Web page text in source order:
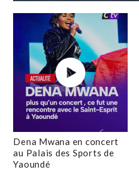
Dena Mwana en concert
au Palais des Sports de
Yaoundé